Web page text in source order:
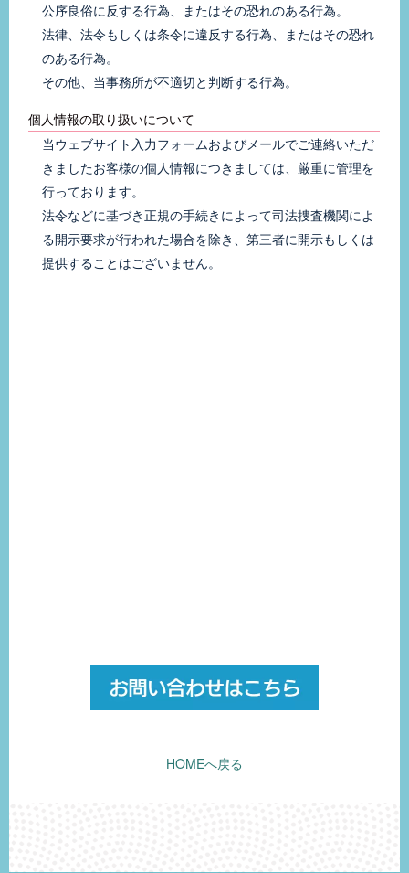
公序良俗に反する行為、またはその恐れのある行為。
法律、法令もしくは条令に違反する行為、またはその恐れ
のある行為。
その他、当事務所が不適切と判断する行為。
個人情報の取り扱いについて
当ウェブサイト入力フォームおよびメールでご連絡いただ
きましたお客様の個人情報につきましては、厳重に管理を
行っております。
法令などに基づき正規の手続きによって司法捜査機関によ
る開示要求が行われた場合を除き、第三者に開示もしくは
提供することはございません。
HOMEへ戻る